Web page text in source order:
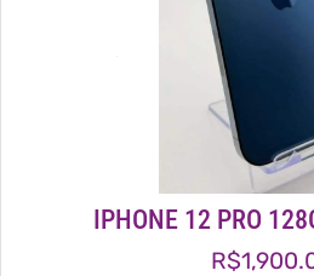
IPHONE 12 PRO
R$